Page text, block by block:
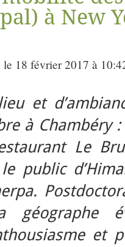
à New
le 18 février 2017 à
et
à Chambéry
Le
public
géographe
et